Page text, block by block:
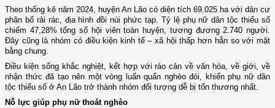
Theo thống kê năm 2024, huyện An Lão có diện tích 69.025 ha với dân cư
phân bố rải rác, địa hình đồi núi phức tạp. Tỷ lệ phụ nữ dân tộc thiểu số
chiếm 47,28% tổng số hội viên toàn huyện, tương đương 2.740 người.
Đây cũng là nhóm có điều kiện kinh tế – xã hội thấp hơn hẳn so với mặt
bằng chung.
Điều kiện sống khắc nghiệt, kết hợp với rào cản về văn hóa, về giới, về
nhận thức đã tạo nên một vòng luẩn quẩn nghèo đói, khiến phụ nữ dân
tộc thiểu số ở An Lão trở thành nhóm đối tượng dễ bị tổn thương nhất.
Nỗ lực giúp phụ nữ thoát nghèo